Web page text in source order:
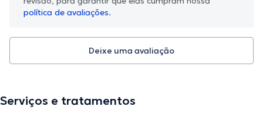
política de avaliações.
Deixe uma avaliação
Serviços e tratamentos